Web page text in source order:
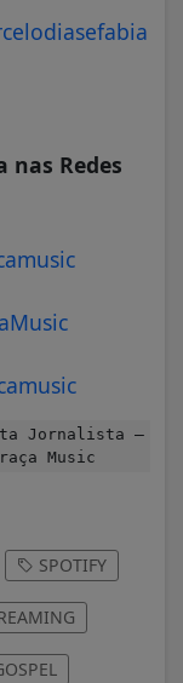
nas Redes
Jornalista –
Music
SPOTIFY